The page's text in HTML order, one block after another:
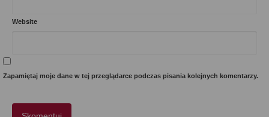
Website
Zapamiętaj moje dane w tej przeglądarce podczas pisania kolejnych komentarzy.